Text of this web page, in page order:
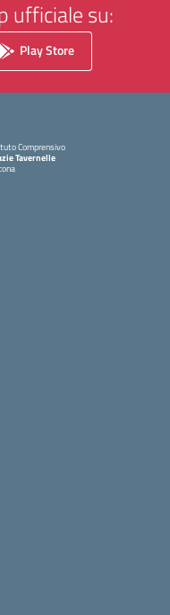
ufficiale su:
Play Store
Comprensivo
Tavernelle